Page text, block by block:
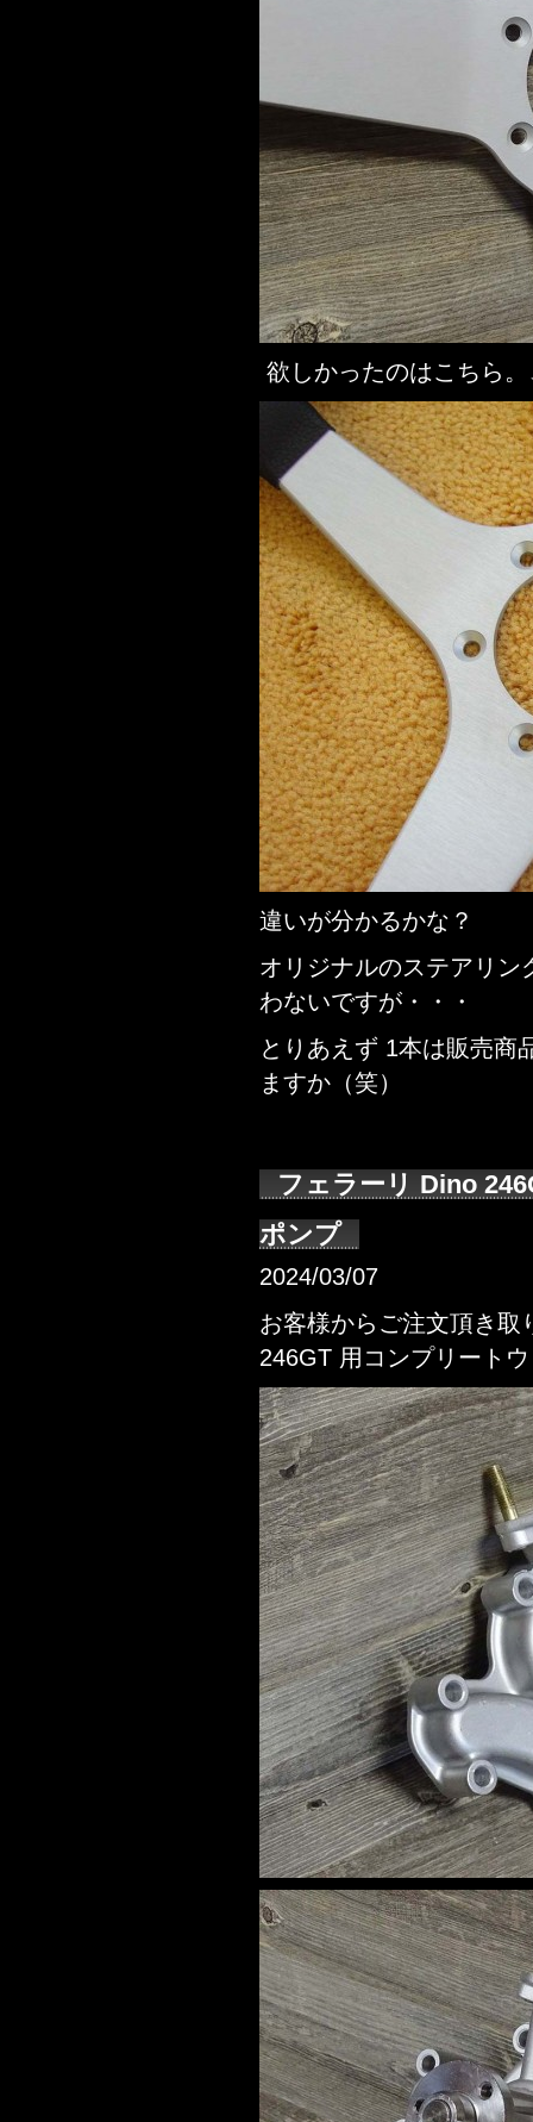
欲しかったのはこちら。
違いが分かるかな？
オリジナルのステアリン
わないですが・・・
とりあえず 1本は販売商
ますか（笑）
フェラーリ Dino
ポンプ
2024/03/07
お客様からご注文頂き取
246GT 用コンプリート